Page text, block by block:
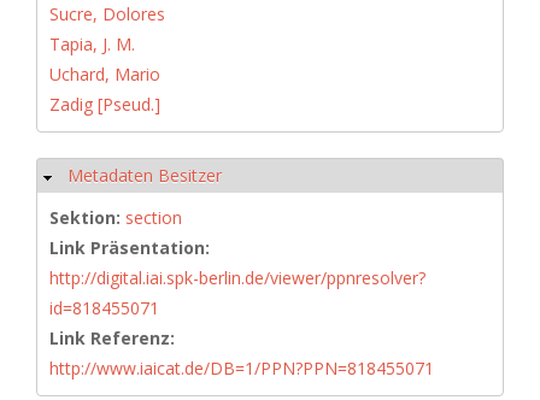
Sucre, Dolores
Tapia, J. M.
Uchard, Mario
Zadig [Pseud.]
Hide
Metadaten Besitzer
Sektion: section
Link Präsentation:
http://digital.iai.spk-berlin.de/viewer/ppnresolver?
id=818455071
Link Referenz:
http://www.iaicat.de/DB=1/PPN?PPN=818455071